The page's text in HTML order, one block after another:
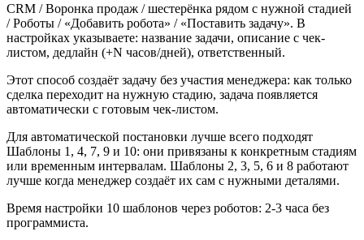
CRM / Воронка продаж / шестерёнка рядом с нужной стадией
/ Роботы / «Добавить робота» / «Поставить задачу». В
настройках указываете: название задачи, описание с чек-
листом, дедлайн (+N часов/дней), ответственный.
Этот способ создаёт задачу без участия менеджера: как только
сделка переходит на нужную стадию, задача появляется
автоматически с готовым чек-листом.
Для автоматической постановки лучше всего подходят
Шаблоны 1, 4, 7, 9 и 10: они привязаны к конкретным стадиям
или временным интервалам. Шаблоны 2, 3, 5, 6 и 8 работают
лучше когда менеджер создаёт их сам с нужными деталями.
Время настройки 10 шаблонов через роботов: 2-3 часа без
программиста.